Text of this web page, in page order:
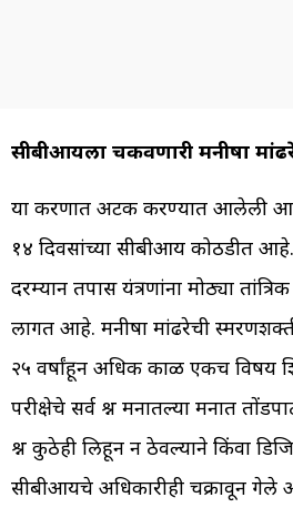
सीबीआयला चकवणारी मनीषा
या प्रकरणात अटक करण्यात आलेली
१४ दिवसांच्या सीबीआय कोठडीत आहे.
दरम्यान तपास यंत्रणांना मोठ्या
लागत आहे. मनीषा मांढरेची
२५ वर्षांहून अधिक काळ एकच विषय
परीक्षेचे सर्व प्रश्न मनातल्या मनात
प्रश्न कुठेही लिहून न ठेवल्याने किंवा
सीबीआयचे अधिकारीही चक्रावून गेले